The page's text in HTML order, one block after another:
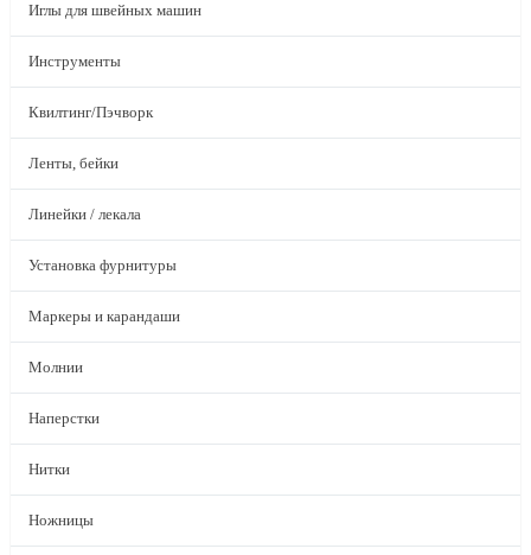
Иглы для швейных машин
Инструменты
Квилтинг/Пэчворк
Ленты, бейки
Линейки / лекала
Установка фурнитуры
Маркеры и карандаши
Молнии
Наперстки
Нитки
Ножницы